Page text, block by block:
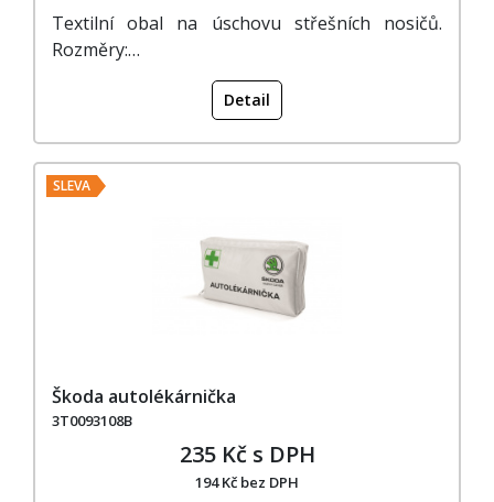
Textilní obal na úschovu střešních nosičů.
Rozměry:…
Detail
SLEVA
Škoda autolékárnička
3T0093108B
235 Kč s DPH
194 Kč bez DPH